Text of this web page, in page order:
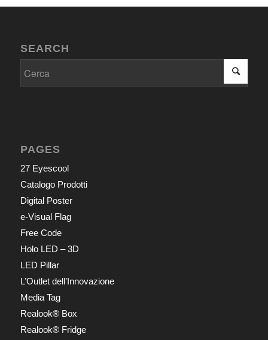
SEARCH
PAGES
27 Eyescool
Catalogo Prodotti
Digital Poster
e-Visual Flag
Free Code
Holo LED – 3D
LED Pillar
L’Outlet dell’Innovazione
Media Tag
Realook® Box
Realook® Fridge